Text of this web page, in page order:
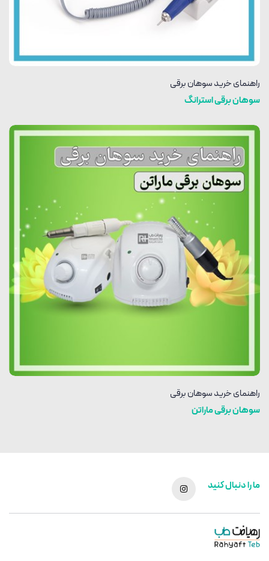
راهنمای خرید سوهان برقی
سوهان برقی استرانگ
راهنمای خرید سوهان برقی
سوهان برقی ماراتن
ما را دنبال کنید